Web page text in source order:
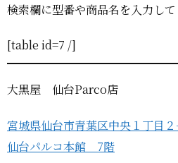
検索欄に型番や商品名を入力して
[table id=7 /]
大黒屋 仙台Parco店
宮城県仙台市青葉区中央１丁目２
仙台パルコ本館 7階